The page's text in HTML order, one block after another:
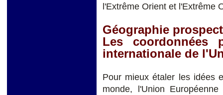
l'Extrême Orient et l'Extrême
Géographie
Les coordonnées
internationale de
Pour mieux étaler les idées
monde, l'Union